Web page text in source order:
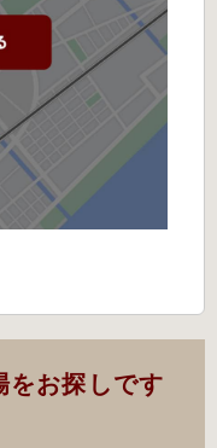
をお探しです